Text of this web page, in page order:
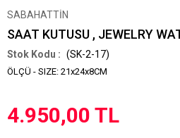
SABAHATTİN
SAAT KUTUSU , JEWELRY
(SK-2-17)
ÖLÇÜ - SIZE: 21x24x8CM
4.950,00 TL